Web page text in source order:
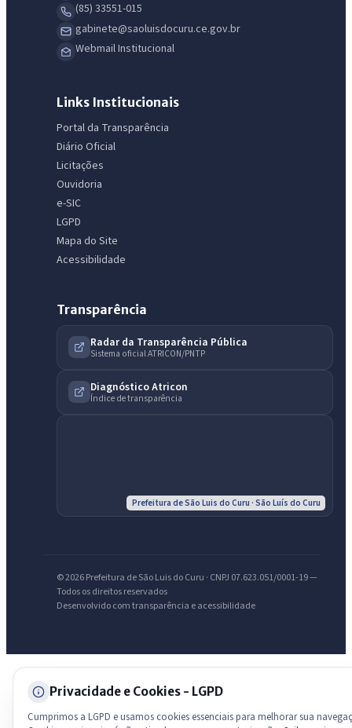
(85) 33551-015
gabinete@saoluisdocuru.ce.gov.br
Webmail Institucional
Links Institucionais
Portal da Transparência
Diário Oficial
Licitações
Ouvidoria
e-SIC
LGPD
Mapa do Site
Acessibilidade
Transparência
Radar da Transparência Pública
Sistema oficial ATRICON/PNTP
Diagnóstico Atricon
Índice de transparência
Prefeitura de São Luis do Curu · São Luís do Curu
© 2026 Prefeitura de São Luis do Curu · CNPJ 07.623.051/0001-19 —
Todos os direitos reservados
Desenvolvido com transparência e acessibilidade
Privacidade e Cookies - LGPD
Cumprimos a LGPD e usamos cookies essenciais para melhorar sua
IntGest AI
Assistente do Portal
Olá. Pergunte sobre serviços, notícias, legislação, Diário Oficial,